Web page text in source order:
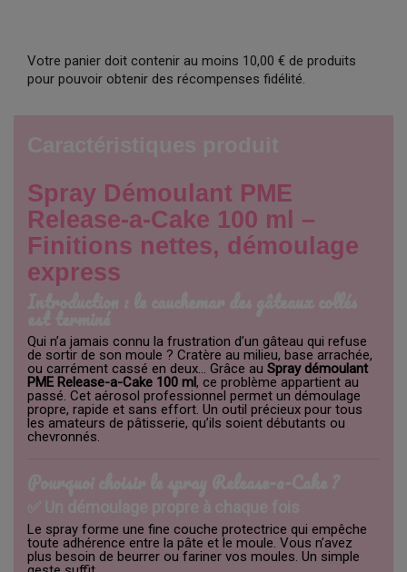
Votre panier doit contenir au moins 10,00 € de produits
pour pouvoir obtenir des récompenses fidélité.
Spray Démoulant PME
Release-a-Cake 100 ml –
Finitions nettes, démoulage
express
Qui n’a jamais connu la frustration d’un gâteau qui refuse
de sortir de son moule ? Cratère au milieu, base arrachée,
ou carrément cassé en deux… Grâce au Spray démoulant
PME Release-a-Cake 100 ml, ce problème appartient au
passé. Cet aérosol professionnel permet un démoulage
propre, rapide et sans effort. Un outil précieux pour tous
les amateurs de pâtisserie, qu’ils soient débutants ou
chevronnés.
Le spray forme une fine couche protectrice qui empêche
toute adhérence entre la pâte et le moule. Vous n’avez
plus besoin de beurrer ou fariner vos moules. Un simple